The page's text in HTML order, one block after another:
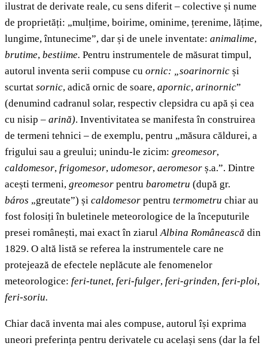
ilustrat de derivate reale, cu sens diferit – colective și nume
de proprietăți: „mulțime, boirime, ominime, țerenime, lățime,
lungime, întunecime”, dar și de unele inventate: animalime,
brutime, bestiime. Pentru instrumentele de măsurat timpul,
autorul inventa serii compuse cu ornic: „soarinornic și
scurtat sornic, adică ornic de soare, apornic, arinornic”
(denumind cadranul solar, respectiv clepsidra cu apă și cea
cu nisip – arină). Inventivitatea se manifesta în construirea
de termeni tehnici – de exemplu, pentru „măsura căldurei, a
frigului sau a greului; unindu-le zicim: greomesor,
caldomesor, frigomesor, udomesor, aeromesor ș.a.”. Dintre
acești termeni, greomesor pentru barometru (după gr.
báros „greutate”) și caldomesor pentru termometru chiar au
fost folosiți în buletinele meteorologice de la începuturile
presei românești, mai exact în ziarulAlbina Românească din
1829. O altă listă se referea la instrumentele care ne
protejează de efectele neplăcute ale fenomenelor
meteorologice: feri-tunet, feri-fulger, feri-grinden, feri-ploi,
feri-soriu.
Chiar dacă inventa mai ales compuse, autorul își exprima
uneori preferința pentru derivatele cu același sens (dar la fel